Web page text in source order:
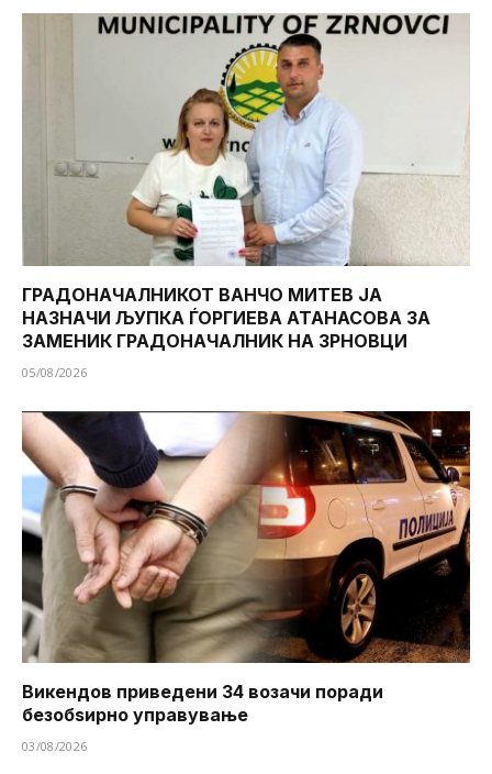
ГРАДОНАЧАЛНИКОТ ВАНЧО МИТЕВ ЈА
НАЗНАЧИ ЉУПКА ЃОРГИЕВА АТАНАСОВА ЗА
ЗАМЕНИК ГРАДОНАЧАЛНИК НА ЗРНОВЦИ
05/08/2026
Викендов приведени 34 возачи поради
безобѕирно управување
03/08/2026